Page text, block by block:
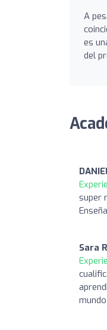
A
es
del
super
Sara R